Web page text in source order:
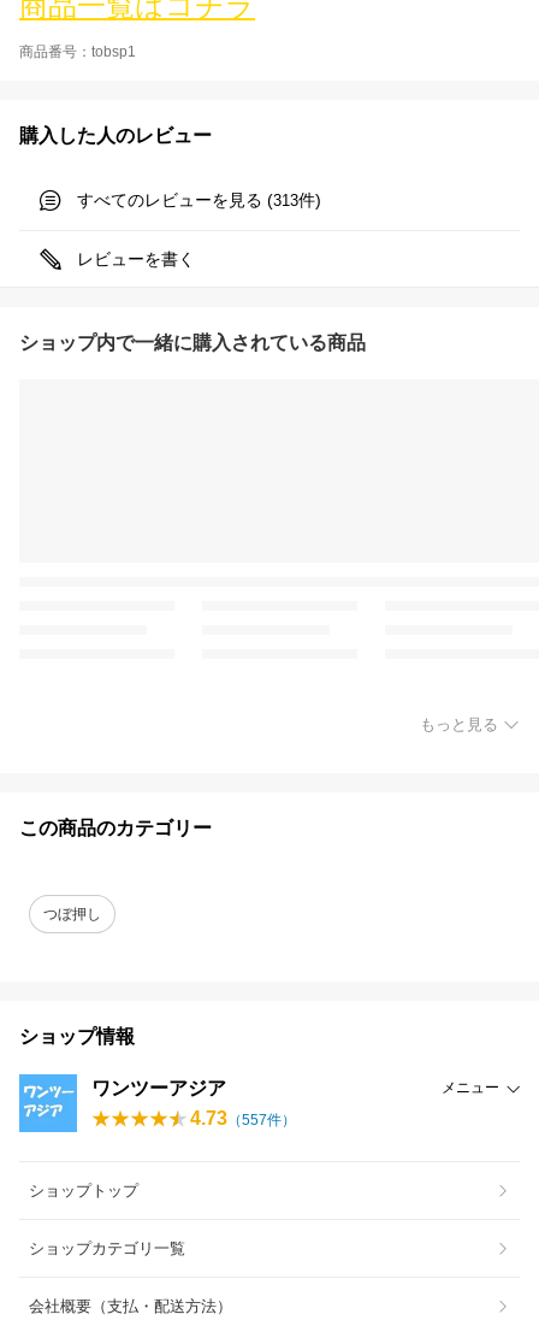
商品番号：tobsp1
購入した人のレビュー
すべてのレビューを見る (313件)
レビューを書く
ショップ内で一緒に購入されている商品
もっと見る
この商品のカテゴリー
つぼ押し
ショップ情報
ワンツーアジア メニュー
4.73 （557件）
ショップトップ
ショップカテゴリ一覧
会社概要（支払・配送方法）